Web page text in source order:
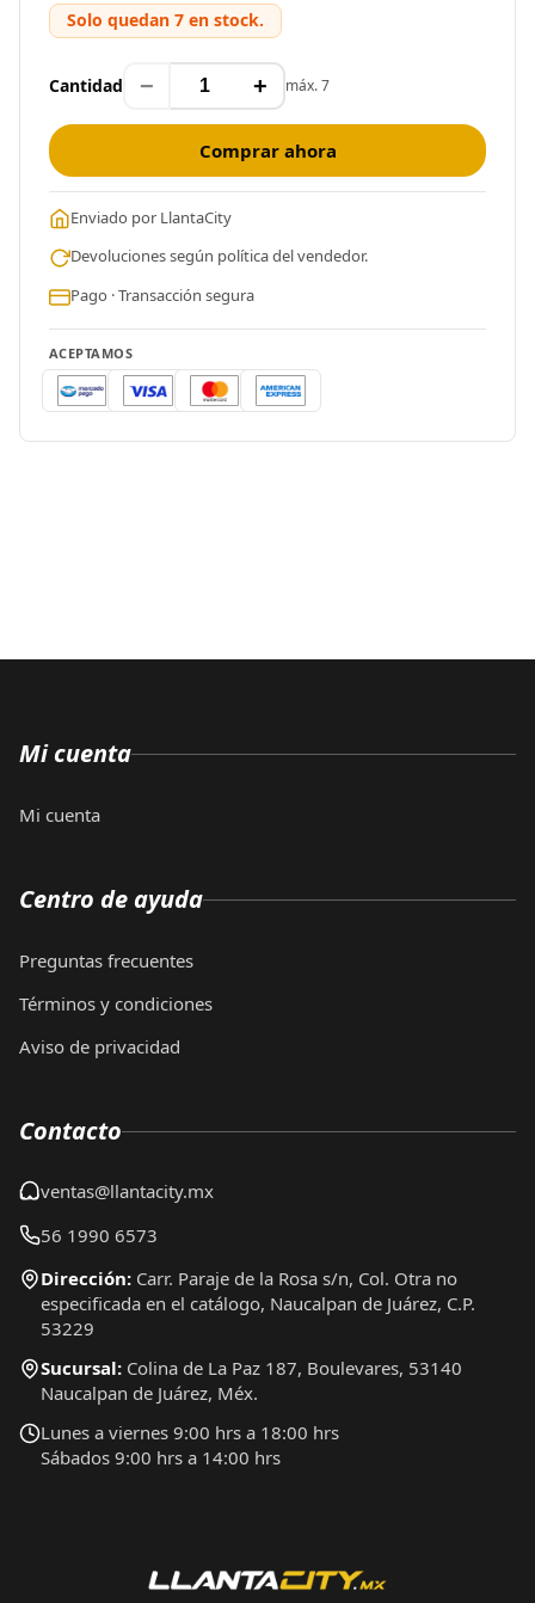
Solo quedan 7 en stock.
Cantidad − + máx. 7
Comprar ahora
Enviado por LlantaCity
Devoluciones según política del vendedor.
Pago · Transacción segura
ACEPTAMOS
Mi cuenta
Mi cuenta
Centro de ayuda
Preguntas frecuentes
Términos y condiciones
Aviso de privacidad
Contacto
ventas@llantacity.mx
56 1990 6573
Dirección: Carr. Paraje de la Rosa s/n, Col. Otra no
especificada en el catálogo, Naucalpan de Juárez, C.P.
53229
Sucursal: Colina de La Paz 187, Boulevares, 53140
Naucalpan de Juárez, Méx.
Lunes a viernes 9:00 hrs a 18:00 hrs
Sábados 9:00 hrs a 14:00 hrs